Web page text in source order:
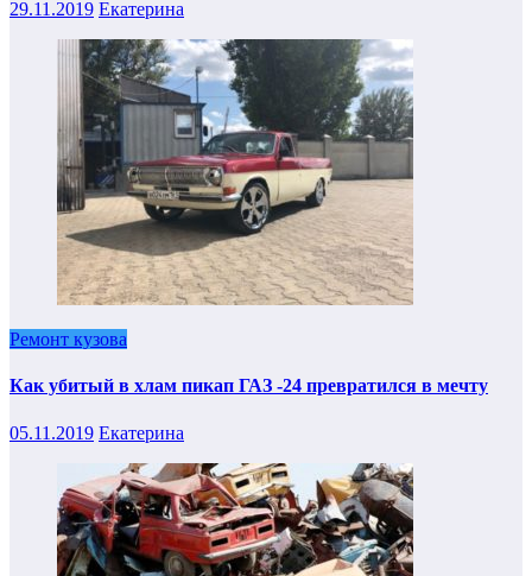
29.11.2019 Екатерина
Ремонт кузова
Как убитый в хлам пикап ГАЗ -24 превратился в мечту
05.11.2019 Екатерина